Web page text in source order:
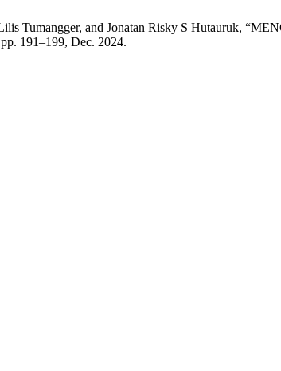
Lilis Tumangger, and Jonatan Risky S
191–199, Dec. 2024.